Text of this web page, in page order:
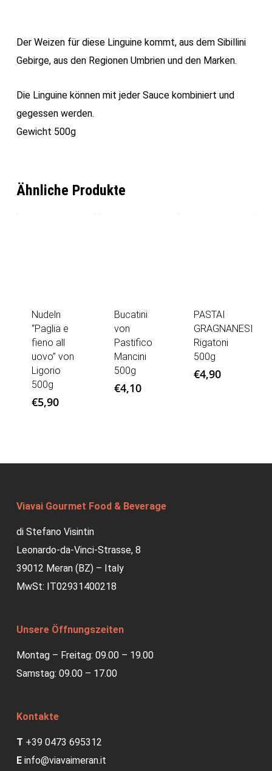
Der Weizen für diese Linguine kommt, aus dem Sibillini
Gebirge, aus den Regionen Umbrien und den Marken.
Die Linguine können mit jeder Sauce kombiniert und
gegessen werden.
Gewicht 500g
Ähnliche Produkte
Nudeln
“Paglia e
fieno all
uovo” von
Ligorio
500g
€5,90
Bucatini
von
Pastifico
Mancini
500g
€4,10
PASTAI
GRAGNANESI
Rigatoni
500g
€4,90
Viavai Gourmet Food & Beverage
di Stefano Visintin
Leonardo-da-Vinci-Strasse, 8
39012 Meran (BZ) – Italy
MwSt: IT02931400218
Unsere Öffnungszeiten
Montag – Freitag: 09.00 – 19.00
Samstag: 09.00 – 17.00
Kontakte
T +39 0473 695312
E info@viavaimeran.it